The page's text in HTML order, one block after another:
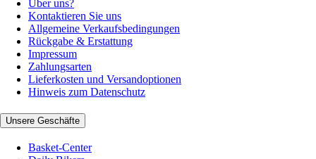
Über uns?
Kontaktieren Sie uns
Allgemeine Verkaufsbedingungen
Rückgabe & Erstattung
Impressum
Zahlungsarten
Lieferkosten und Versandoptionen
Hinweis zum Datenschutz
Unsere Geschäfte
Basket-Center